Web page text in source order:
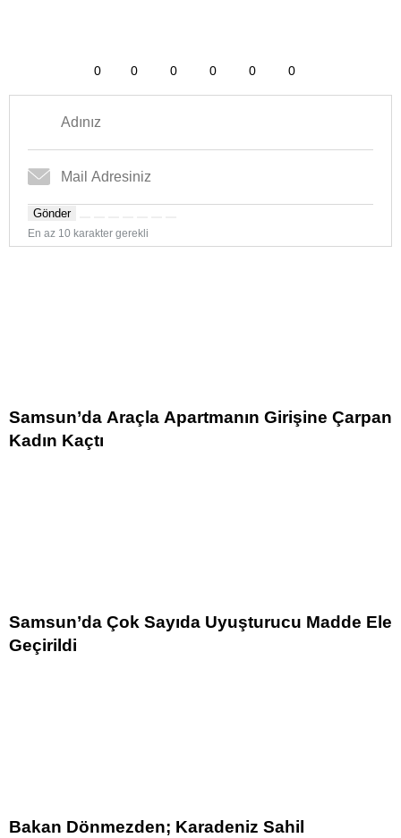
0 0 0 0 0 0
Gönder
En az 10 karakter gerekli
Samsun’da Araçla Apartmanın Girişine Çarpan
Kadın Kaçtı
Samsun’da Çok Sayıda Uyuşturucu Madde Ele
Geçirildi
Bakan Dönmezden; Karadeniz Sahil